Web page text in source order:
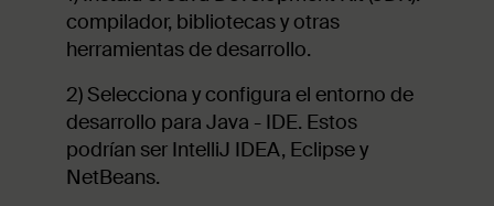
compilador, bibliotecas y otras
herramientas de desarrollo.
2) Selecciona y configura el entorno de
desarrollo para Java - IDE. Estos
podrían ser IntelliJ IDEA, Eclipse y
NetBeans.